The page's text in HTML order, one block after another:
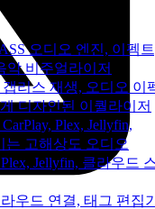
오디오 엔진, 이펙
악 비주얼라이저
갭리스 재생, 오디오 이
디자인된 이퀄라이저
Plex, Jellyfin,
는 고해상도 오디오
Jellyfin, 클라우드
우드 연결, 태그 편집